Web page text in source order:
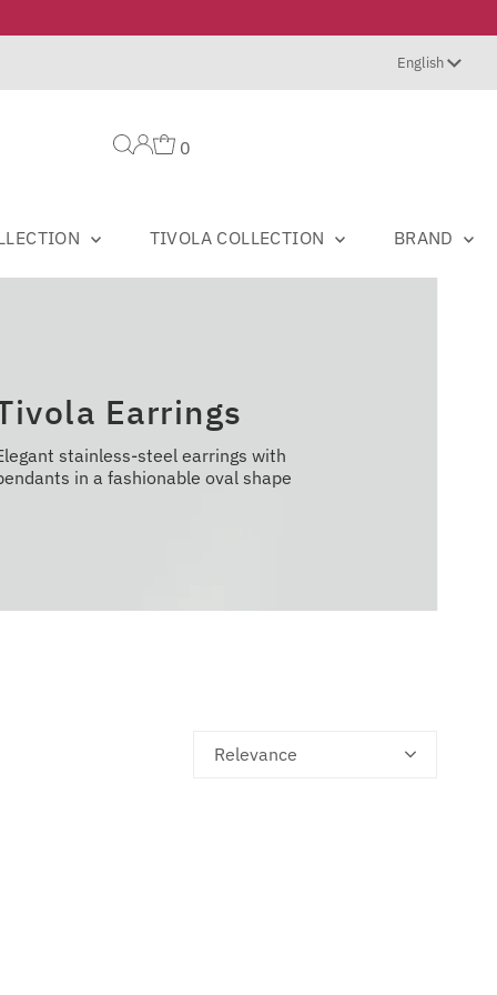
English
0
TIVOLA COLLECTION BRAND
Earrings
stainless-steel earrings with
in a fashionable oval shape
Relevance